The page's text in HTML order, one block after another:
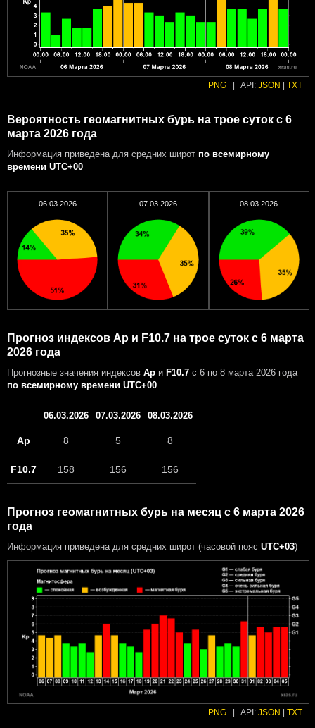
PNG API: JSON TXT
Вероятность геомагнитных бурь на трое суток с 6
марта 2026 года
Информация приведена для средних широт по всемирному
времени UTC+00
06.03.2026 07.03.2026 08.03.2026
Прогноз индексов Ap и F10.7 на трое суток с 6 марта
2026 года
Прогнозные значения индексов Ap и F10.7 с 6 по 8 марта 2026 года
по всемирному времени UTC+00
06.03.2026 07.03.2026 08.03.2026
Ap 8 5 8
F10.7 158 156 156
Прогноз геомагнитных бурь на месяц с 6 марта 2026
года
Информация приведена для средних широт (часовой пояс UTC+03)
PNG API: JSON TXT